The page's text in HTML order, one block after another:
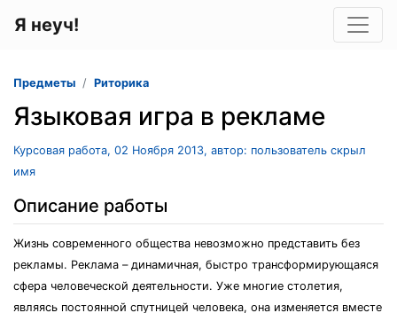
Я неуч!
Предметы Риторика
Языковая игра в рекламе
Курсовая работа, 02 Ноября 2013, автор: пользователь скрыл
имя
Описание работы
Жизнь современного общества невозможно представить без
рекламы. Реклама – динамичная, быстро трансформирующаяся
сфера человеческой деятельности. Уже многие столетия,
являясь постоянной спутницей человека, она изменяется вместе